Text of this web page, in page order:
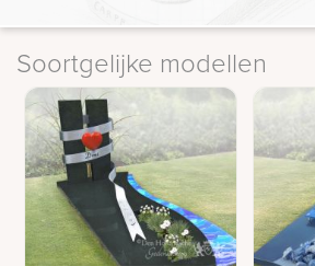
Soortgelijke modellen